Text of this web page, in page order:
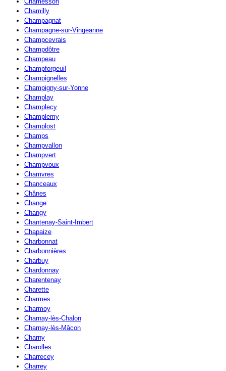
Chamilly
Champagnat
Champagne-sur-Vingeanne
Champcevrais
Champdôtre
Champeau
Champforgeuil
Champignelles
Champigny-sur-Yonne
Champlay
Champlecy
Champlemy
Champlost
Champs
Champvallon
Champvert
Champvoux
Chamvres
Chanceaux
Chânes
Change
Changy
Chantenay-Saint-Imbert
Chapaize
Charbonnat
Charbonnières
Charbuy
Chardonnay
Charentenay
Charette
Charmes
Charmoy
Charnay-lès-Chalon
Charnay-lès-Mâcon
Charny
Charolles
Charrecey
Charrey